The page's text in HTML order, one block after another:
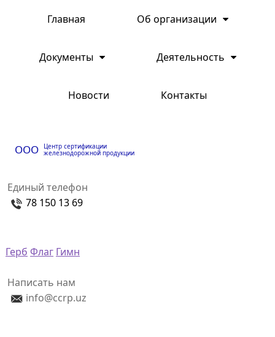
Главная Об организации
Документы Деятельность
Новости Контакты
ООО Центр сертификации
железнодорожной продукции
Единый телефон
78 150 13 69
Герб Флаг Гимн
Написать нам
info@ccrp.uz